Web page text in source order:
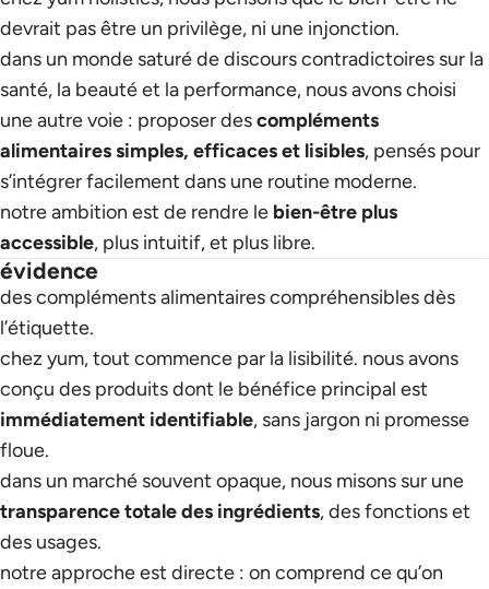
devrait pas être un privilège, ni une injonction.
dans un monde saturé de discours contradictoires sur la
santé, la beauté et la performance, nous avons choisi
une autre voie : proposer descompléments
alimentaires simples, efficaces et lisibles, pensés pour
s’intégrer facilement dans une routine moderne.
notre ambition est de rendre le bien-être plus
accessible, plus intuitif, et plus libre.
évidence
des compléments alimentaires compréhensibles dès
l’étiquette.
chez yum, tout commence par la lisibilité. nous avons
conçu des produits dont le bénéfice principal est
immédiatement identifiable, sans jargon ni promesse
floue.
dans un marché souvent opaque, nous misons sur une
transparence totale des ingrédients, des fonctions et
des usages.
notre approche est directe : on comprend ce qu’on